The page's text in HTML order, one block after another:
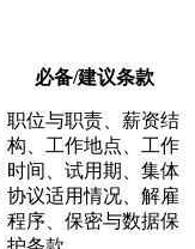
必备/建议条款
职位与职责、薪资结
构、工作地点、工作
时间、试用期、集体
协议适用情况、解雇
程序、保密与数据保